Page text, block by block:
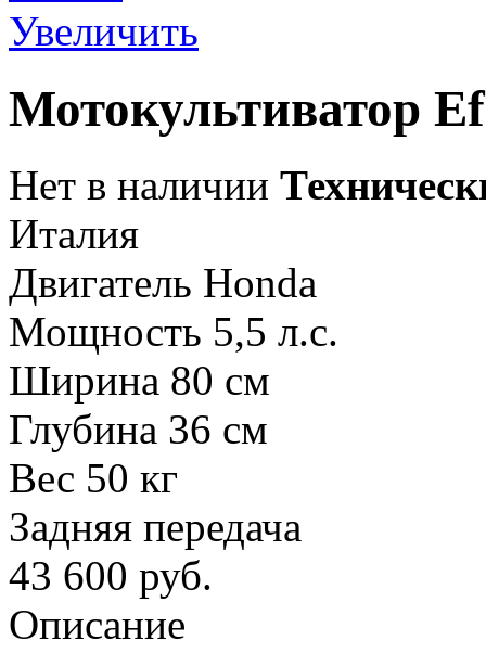
Увеличить
Мотокультиватор
Нет в наличии
Италия
Двигатель Honda
Мощность 5,5 л.с.
Ширина 80 см
Глубина 36 см
Вес 50 кг
Задняя передача
43 600 руб.
Описание